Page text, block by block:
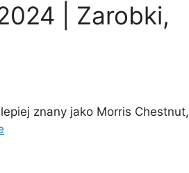
| Zarobki,
znany jako Morris Chestnut,